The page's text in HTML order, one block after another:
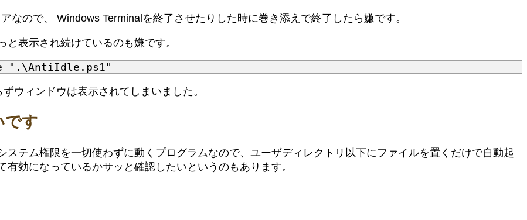
なので、 Windows Terminalを終了させたりした時に巻き添えで終了したら嫌です。
表示され続けているのも嫌です。
ウィンドウは表示されてしまいました。
です
テム権限を一切使わずに動くプログラムなので、ユーザディレクトリ以下にファイルを置くだけで自動起
効になっているかサッと確認したいというのもあります。